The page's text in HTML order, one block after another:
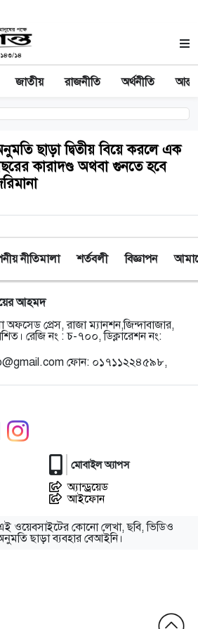
জাতীয় রাজনীতি অর্থনীতি
ছাড়া দ্বিতীয় বিয়ে করলে এক
কারাদণ্ড অথবা গুনতে হবে
নীতিমালা শর্তবলী বিজ্ঞাপন
আহমদ
অফসেড প্রেস, রাজা ম্যানশন,জিন্দাবাজার,
রেজি নং : চ-৭০০, ডিক্লারেশন নং:
ফোন: ০১৭১১২২৪৫৯৮,
মোবাইল অ্যাপস
অ্যান্ড্রয়েড
আইফোন
ওয়েবসাইটের কোনো লেখা, ছবি, ভিডিও
ছাড়া ব্যবহার বেআইনি।